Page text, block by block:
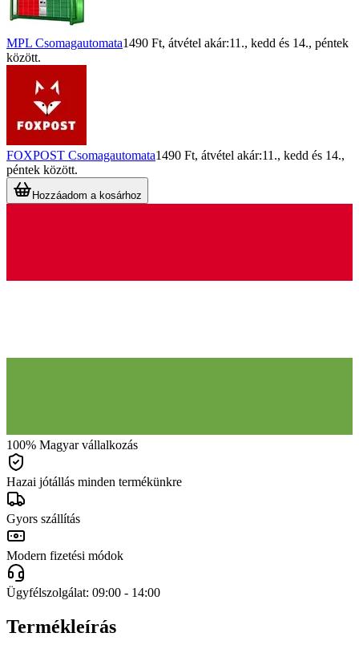
MPL Csomagautomata1490 Ft, átvétel akár:11., kedd és 14., péntek
között.
FOXPOST Csomagautomata1490 Ft, átvétel akár:11., kedd és 14.,
péntek között.
Hozzáadom a kosárhoz
100% Magyar vállalkozás
Hazai jótállás minden termékünkre
Gyors szállítás
Modern fizetési módok
Ügyfélszolgálat: 09:00 - 14:00
Termékleírás